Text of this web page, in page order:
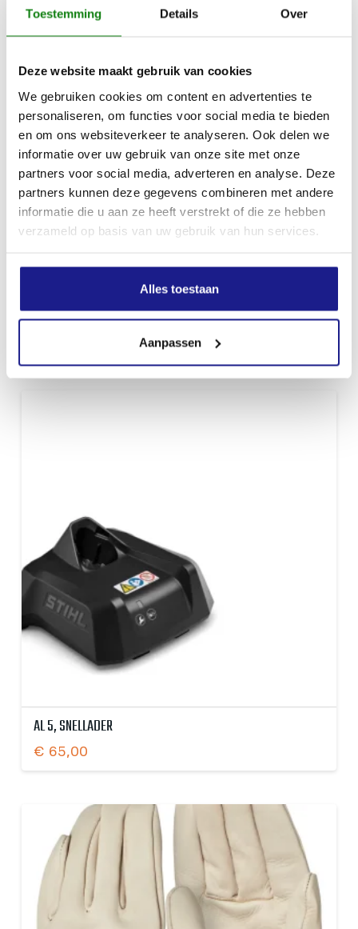
Toestemming Details Over
Deze website maakt gebruik van cookies
We gebruiken cookies om content en advertenties te
personaliseren, om functies voor social media te bieden
en om ons websiteverkeer te analyseren. Ook delen we
informatie over uw gebruik van onze site met onze
partners voor social media, adverteren en analyse. Deze
partners kunnen deze gegevens combineren met andere
informatie die u aan ze heeft verstrekt of die ze hebben
verzameld op basis van uw gebruik van hun services.
Alles toestaan
Aanpassen
AL 5-2, DUBBELE SNELLADER
AL 5, SNELLADER
€ 65,00